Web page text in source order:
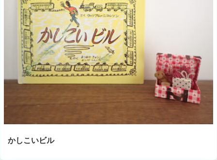
かしこいビル